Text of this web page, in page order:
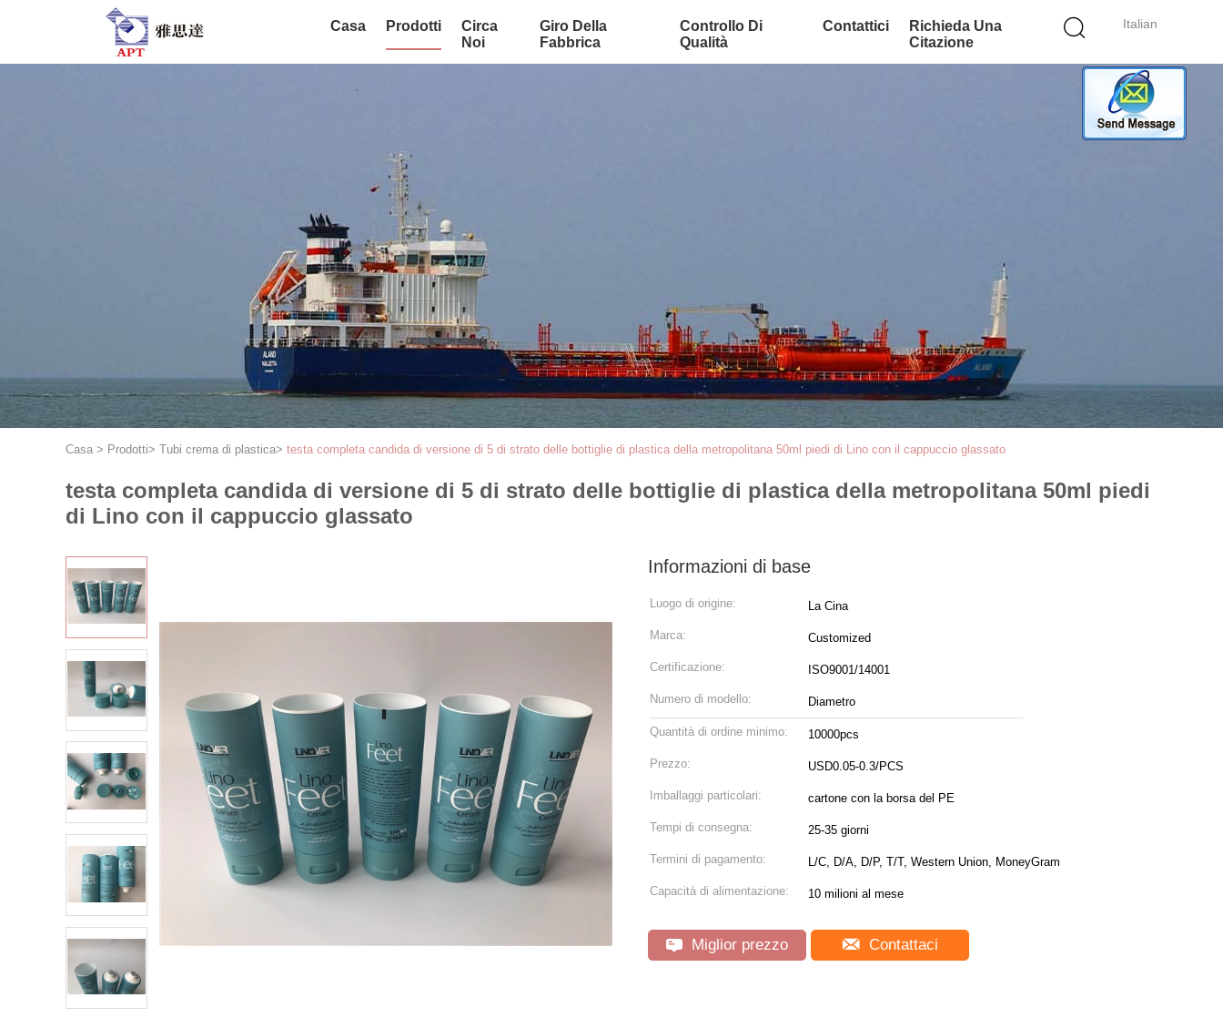
Italian
Casa Prodotti
Circa
Noi
Giro Della
Fabbrica
Controllo Di
Qualità
Contattici
Richieda Una
Citazione
Casa > Prodotti> Tubi crema di plastica> testa completa candida di versione di 5 di strato delle bottiglie di plastica della metropolitana 50ml piedi di Lino con il cappuccio glassato
testa completa candida di versione di 5 di strato delle bottiglie di plastica della metropolitana 50ml piedi
di Lino con il cappuccio glassato
Informazioni di base
Luogo di origine: La Cina
Marca: Customized
Certificazione: ISO9001/14001
Numero di modello: Diametro
Quantità di ordine minimo: 10000pcs
Prezzo: USD0.05-0.3/PCS
Imballaggi particolari: cartone con la borsa del PE
Tempi di consegna: 25-35 giorni
Termini di pagamento: L/C, D/A, D/P, T/T, Western Union, MoneyGram
Capacità di alimentazione: 10 milioni al mese
Miglior prezzo Contattaci